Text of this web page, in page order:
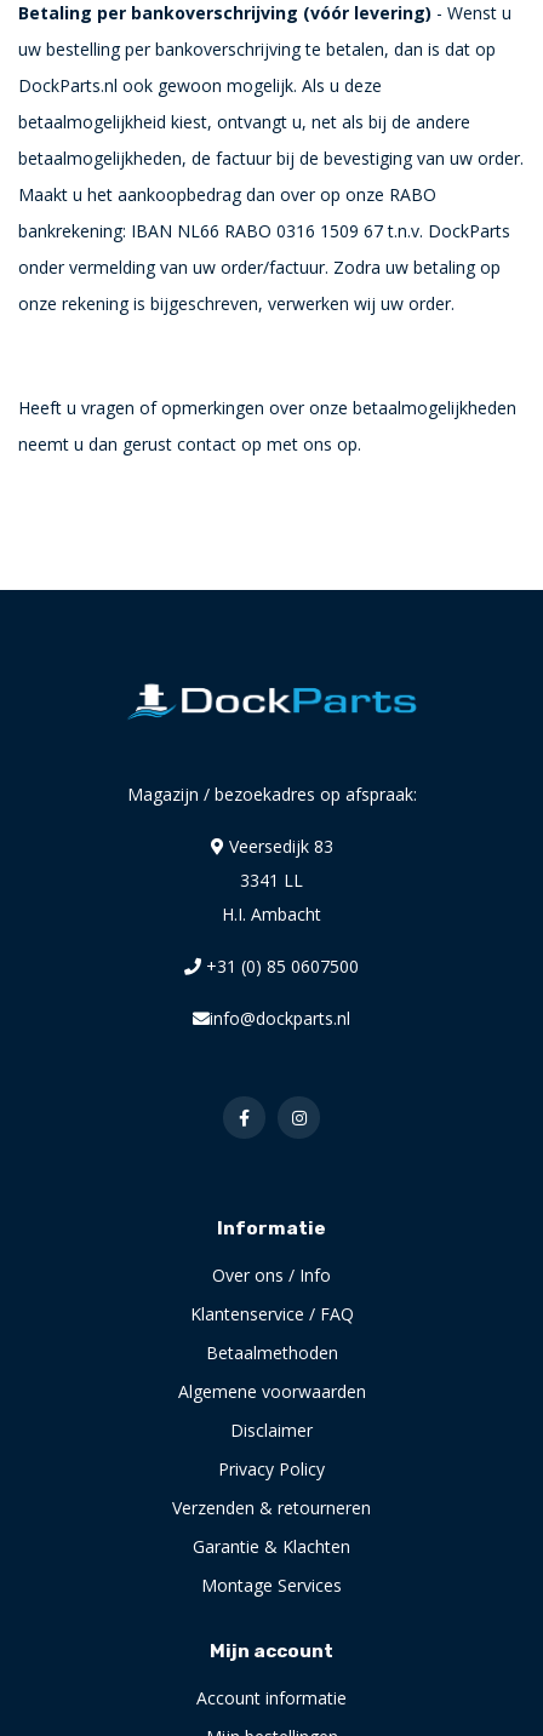
Betaling per bankoverschrijving (vóór levering) - Wenst u
uw bestelling per bankoverschrijving te betalen, dan is dat op
DockParts.nl ook gewoon mogelijk. Als u deze
betaalmogelijkheid kiest, ontvangt u, net als bij de andere
betaalmogelijkheden, de factuur bij de bevestiging van uw order.
Maakt u het aankoopbedrag dan over op onze RABO
bankrekening: IBAN NL66 RABO 0316 1509 67 t.n.v. DockParts
onder vermelding van uw order/factuur. Zodra uw betaling op
onze rekening is bijgeschreven, verwerken wij uw order.
Heeft u vragen of opmerkingen over onze betaalmogelijkheden
neemt u dan gerust contact op met ons op.
Magazijn / bezoekadres op afspraak:
Veersedijk 83
3341 LL
H.I. Ambacht
+31 (0) 85 0607500
info@dockparts.nl
Informatie
Over ons / Info
Klantenservice / FAQ
Betaalmethoden
Algemene voorwaarden
Disclaimer
Privacy Policy
Verzenden & retourneren
Garantie & Klachten
Montage Services
Mijn account
Account informatie